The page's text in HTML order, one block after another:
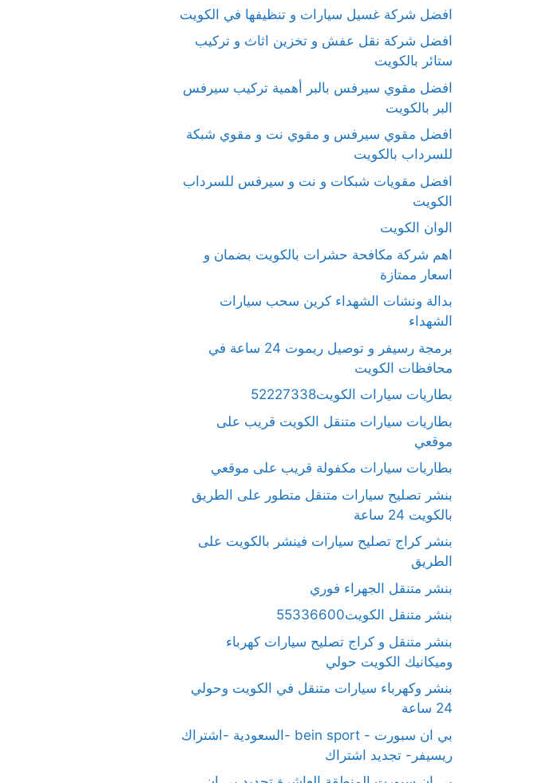
افضل شركة غسيل سيارات و تنظيفها في الكويت
افضل شركة نقل عفش و تخزين اثاث و تركيب
ستائر بالكويت
افضل مقوي سيرفس بالبر أهمية تركيب سيرفس
البر بالكويت
افضل مقوي سيرفس و مقوي نت و مقوي شبكة
للسرداب بالكويت
افضل مقويات شبكات و نت و سيرفس للسرداب
الكويت
الوان الكويت
اهم شركة مكافحة حشرات بالكويت بضمان و
اسعار ممتازة
بدالة ونشات الشهداء كرين سحب سيارات
الشهداء
برمجة رسيفر و توصيل ريموت 24 ساعة في
محافظات الكويت
بطاريات سيارات الكويت52227338
بطاريات سيارات متنقل الكويت قريب على
موقعي
بطاريات سيارات مكفولة قريب على موقعي
بنشر تصليح سيارات متنقل متطور على الطريق
بالكويت 24 ساعة
بنشر كراج تصليح سيارات فينشر بالكويت على
الطريق
بنشر متنقل الجهراء فوري
بنشر متنقل الكويت55336600
بنشر متنقل و كراج تصليح سيارات كهرباء
وميكانيك الكويت حولي
بنشر وكهرباء سيارات متنقل في الكويت وحولي
24 ساعة
بي ان سبورت - bein sport -السعودية -اشتراك
ريسيفر- تجديد اشتراك